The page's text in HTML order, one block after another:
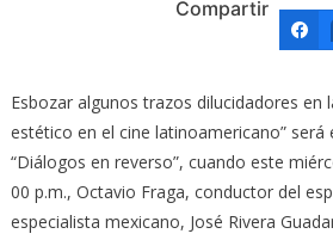
Compartir
Esbozar algunos trazos dilucidadores en
estético en el cine latinoamericano” será
“Diálogos en reverso”, cuando este
00 p.m., Octavio Fraga, conductor del
especialista mexicano, José Rivera